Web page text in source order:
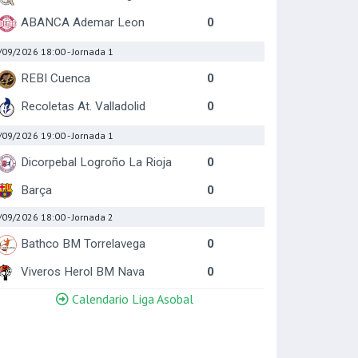
ABANCA Ademar Leon
0
2026 18:00- Jornada 1
REBI Cuenca
0
Recoletas At. Valladolid
0
2026 19:00- Jornada 1
Dicorpebal Logroño La Rioja
0
Barça
0
2026 18:00- Jornada 2
Bathco BM Torrelavega
0
Viveros Herol BM Nava
0
Calendario Liga Asobal